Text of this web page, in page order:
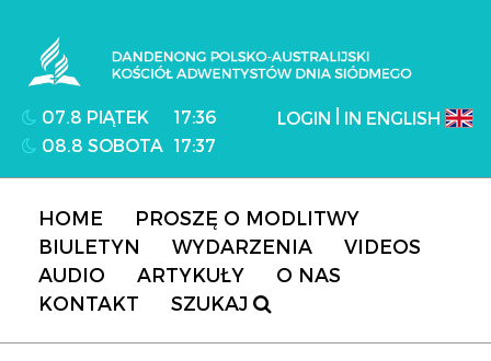
Adwentystów Dnia Siódmego
LOGIN IN ENGLISH
07.8 PIĄTEK
17:36
08.8 SOBOTA 17:37
HOME
PROSZĘ O MODLITWY
BIULETYN
WYDARZENIA
VIDEOS
AUDIO
ARTYKUŁY
O NAS
KONTAKT
SZUKAJ